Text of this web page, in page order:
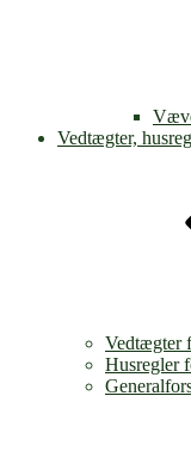
Vedtægter,
Vedtægter
Husregler